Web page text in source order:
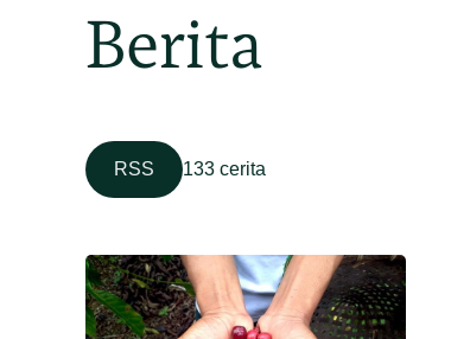
Berita
RSS 133 cerita